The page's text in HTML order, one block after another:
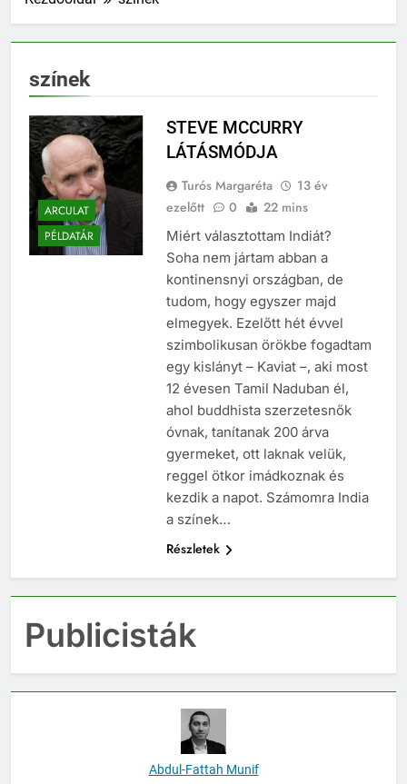
színek
ARCULAT
PÉLDATÁR
STEVE MCCURRY
LÁTÁSMÓDJA
Turós Margaréta
13 év
ezelőtt
0 22 mins
Miért választottam Indiát?
Soha nem jártam abban a
kontinensnyi országban, de
tudom, hogy egyszer majd
elmegyek. Ezelőtt hét évvel
szimbolikusan örökbe fogadtam
egy kislányt – Kaviat –, aki most
12 évesen Tamil Naduban él,
ahol buddhista szerzetesnők
óvnak, tanítanak 200 árva
gyermeket, ott laknak velük,
reggel ötkor imádkoznak és
kezdik a napot. Számomra India
a színek…
Részletek
Publicisták
Abdul-Fattah Munif